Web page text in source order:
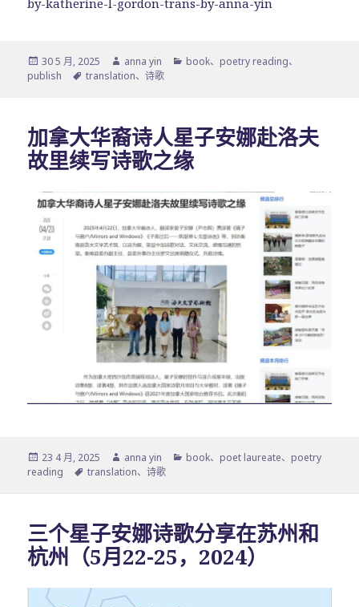
by-katherine-l-gordon-trans-by-anna-yin
发
布
30 5 月, 2025
作
者
anna yin
分
book、 poetry reading、
publish
标
translation、诗歌
加拿大华裔诗人星子安娜赴洛夫
故里续写诗歌之缘
发
布
23 4 月, 2025
作
者
anna yin
分
book、 poet laureate、 poetry
reading
标
translation、诗歌
三个星子安娜诗歌分享在苏州和
杭州（5月22-25，2024）